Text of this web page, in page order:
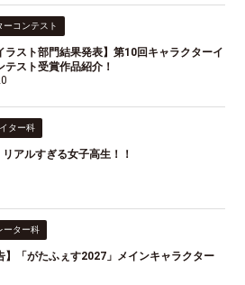
ーコンテスト
ラスト部門結果発表】第10回キャラクターイ
テスト受賞作品紹介！
ター科
リアルすぎる女子高生！！
ーター科
】「がたふぇす2027」メインキャラクター